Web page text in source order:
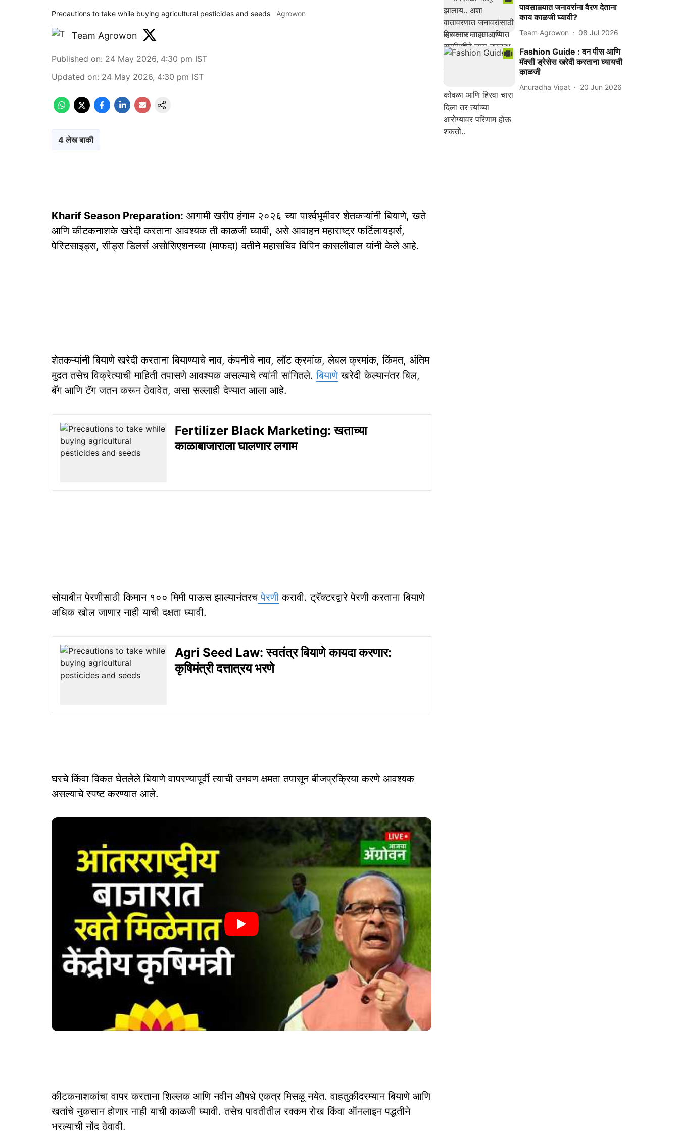
Precautions to take while buying agricultural pesticides and seeds Agrowon
Team Agrowon
Published on: 24 May 2026, 4:30 pm IST
Updated on: 24 May 2026, 4:30 pm IST
4 लेख बाकी
Kharif Season Preparation: आगामी खरीप हंगाम २०२६ च्या पार्श्वभूमीवर शेतकऱ्यांनी बियाणे, खते
आणि कीटकनाशके खरेदी करताना आवश्यक ती काळजी घ्यावी, असे आवाहन महाराष्ट्र फर्टिलायझर्स,
पेस्टिसाइड्स, सीड्स डिलर्स असोसिएशनच्या (माफदा) वतीने महासचिव विपिन कासलीवाल यांनी केले आहे.
शेतकऱ्यांनी बियाणे खरेदी करताना बियाण्याचे नाव, कंपनीचे नाव, लॉट क्रमांक, लेबल क्रमांक, किंमत, अंतिम
मुदत तसेच विक्रेत्याची माहिती तपासणे आवश्यक असल्याचे त्यांनी सांगितले.बियाणेखरेदी केल्यानंतर बिल,
बॅग आणि टॅग जतन करून ठेवावेत, असा सल्लाही देण्यात आला आहे.
Fertilizer Black Marketing: खताच्या
काळाबाजाराला घालणार लगाम
सोयाबीन पेरणीसाठी किमान १०० मिमी पाऊस झाल्यानंतरचपेरणी करावी. ट्रॅक्टरद्वारे पेरणी करताना बियाणे
अधिक खोल जाणार नाही याची दक्षता घ्यावी.
Agri Seed Law: स्वतंत्र बियाणे कायदा करणार:
कृषिमंत्री दत्तात्रय भरणे
घरचे किंवा विकत घेतलेले बियाणे वापरण्यापूर्वी त्याची उगवण क्षमता तपासून बीजप्रक्रिया करणे आवश्यक
असल्याचे स्पष्ट करण्यात आले.
कीटकनाशकांचा वापर करताना शिल्लक आणि नवीन औषधे एकत्र मिसळू नयेत. वाहतुकीदरम्यान बियाणे आणि
खतांचे नुकसान होणार नाही याची काळजी घ्यावी. तसेच पावतीतील रक्कम रोख किंवा ऑनलाइन पद्धतीने
भरल्याची नोंद ठेवावी.
पावसाळ्यात जनावरांना वैरण देताना
काय काळजी घ्यावी?
Team Agrowon 08 Jul 2026
Fashion Guide : वन पीस आणि
मॅक्सी ड्रेसेस खरेदी करताना घ्यायची
काळजी
Anuradha Vipat 20 Jun 2026